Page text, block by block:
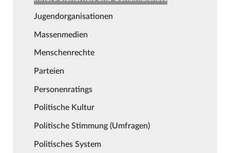
Jugendorganisationen
Massenmedien
Menschenrechte
Parteien
Personenratings
Politische Kultur
Politische Stimmung (Umfragen)
Politisches System